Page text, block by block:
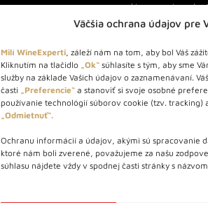
Väčšia ochrana údajov pre
Milí WineExperti, záleží nám na tom, aby bol Váš
Kliknutím na tlačidlo „Ok“ súhlasíte s tým, aby sme
služby na základe Vašich údajov o zaznamenávaní.
časti „Preferencie“ a stanoviť si svoje osobné
používanie technológií súborov cookie (tzv. tracking)
„Odmietnuť“.
Ochranu informácií a údajov, akými sú spracovanie
ktoré nám boli zverené, považujeme za našu
súhlasu nájdete vždy v spodnej časti stránky s
predávame viac ako
produktov.
Info tel.: +421 917
Vínotéka: +421
Vínotéka:
Bratislava 841 06
841 01